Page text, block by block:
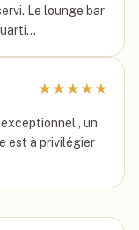
Le lounge bar
★★★★★
, un
est à privilégier